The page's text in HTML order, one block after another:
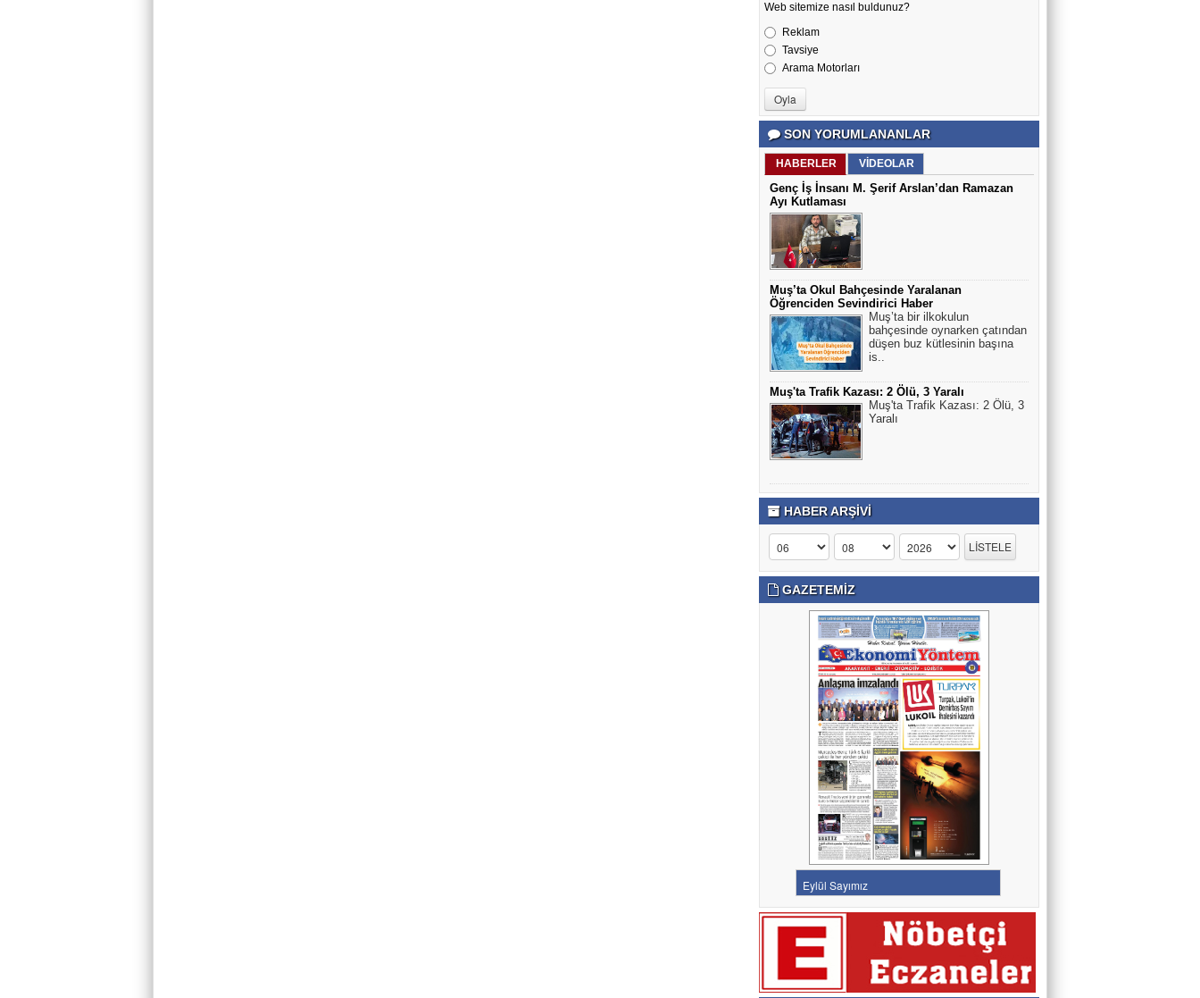
Web sitemize nasıl buldunuz?
Reklam
Tavsiye
Arama Motorları
SON YORUMLANANLAR
HABERLER VİDEOLAR
Genç İş İnsanı M. Şerif Arslan’dan Ramazan
Ayı Kutlaması
Muş’ta Okul Bahçesinde Yaralanan
Öğrenciden Sevindirici Haber
Muş’ta bir ilkokulun
bahçesinde oynarken çatından
düşen buz kütlesinin başına
is..
Muş'ta Trafik Kazası: 2 Ölü, 3 Yaralı
Muş'ta Trafik Kazası: 2 Ölü, 3
Yaralı
HABER ARŞİVİ
GAZETEMİZ